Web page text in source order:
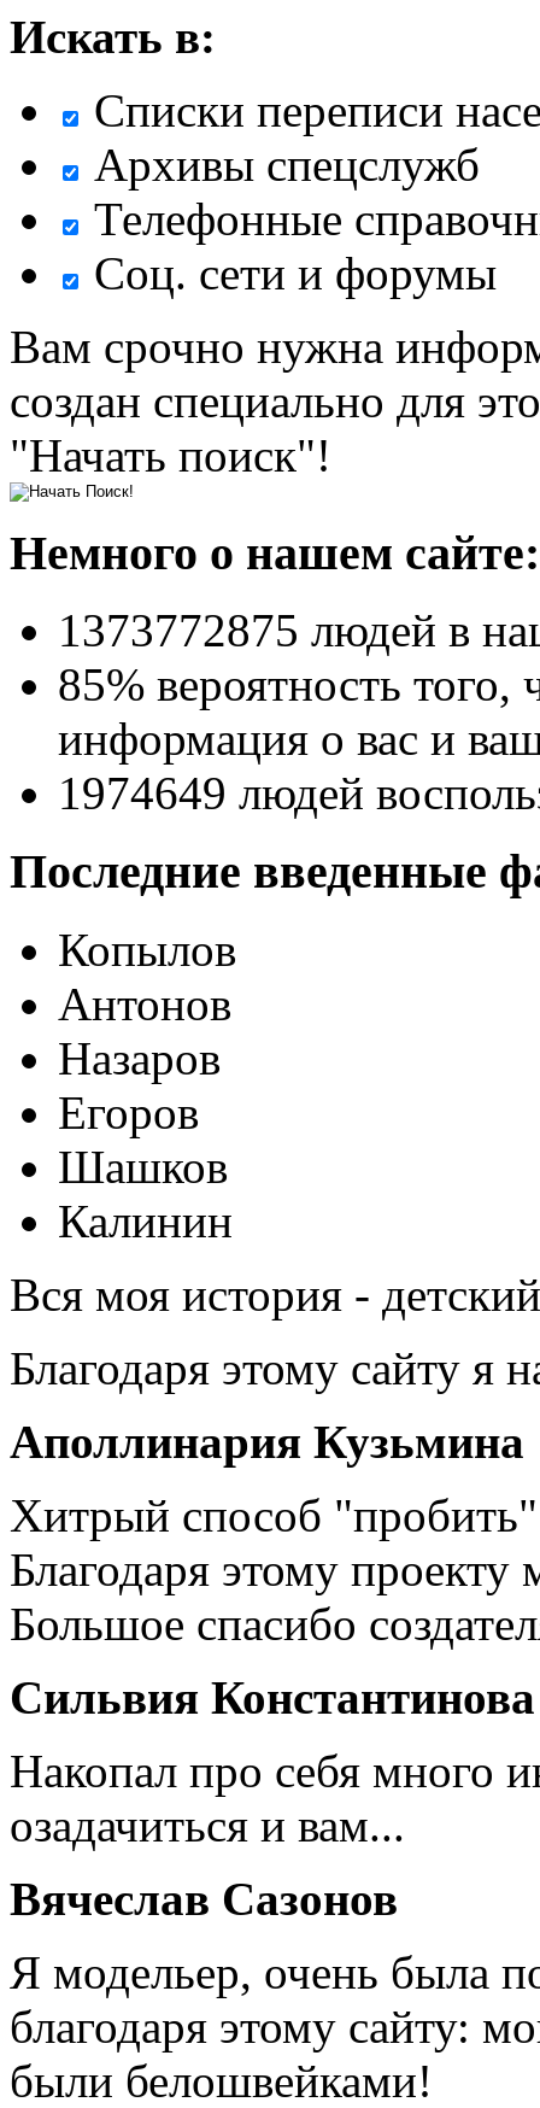
Искать в:
Списки переписи
Архивы спецслужб
Телефонные
Соц. сети и форумы
Вам срочно нужна
создан специально для
"Начать поиск"!
Немного о нашем сайте:
1373772875 людей в
85% вероятность того,
информация о вас и
1974649 людей
Последние введенные
Копылов
Антонов
Назаров
Егоров
Шашков
Калинин
Вся моя история -
Благодаря этому сайту я
Аполлинария Кузьмина
Хитрый способ
Благодаря этому
Большое спасибо
Сильвия Константинова
Накопал про себя много
озадачиться и вам...
Вячеслав Сазонов
Я модельер, очень была
благодаря этому сайту:
были белошвейками!